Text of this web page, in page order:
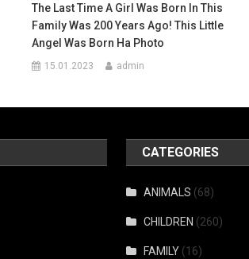
The Last Time A Girl Was Born In This
Family Was 200 Years Ago! This Little
Angel Was Born На Photo
15.01.2023 admin
CATEGORIES
ANIMALS (68)
CHILDREN (260)
FAMILY (16)